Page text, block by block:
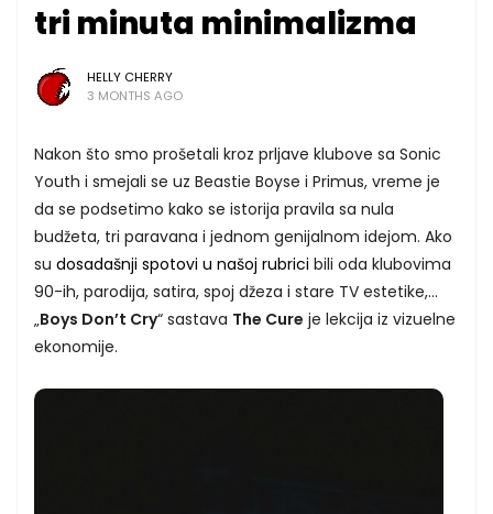
tri minuta minimalizma
HELLY CHERRY
3 MONTHS AGO
Nakon što smo prošetali kroz prljave klubove sa Sonic
Youth i smejali se uz Beastie Boyse i Primus, vreme je
da se podsetimo kako se istorija pravila sa nula
budžeta, tri paravana i jednom genijalnom idejom. Ako
su dosadašnji spotovi u našoj rubrici bili oda klubovima
90-ih, parodija, satira, spoj džeza i stare TV estetike,...
„Boys Don’t Cry“ sastava The Cure je lekcija iz vizuelne
ekonomije.